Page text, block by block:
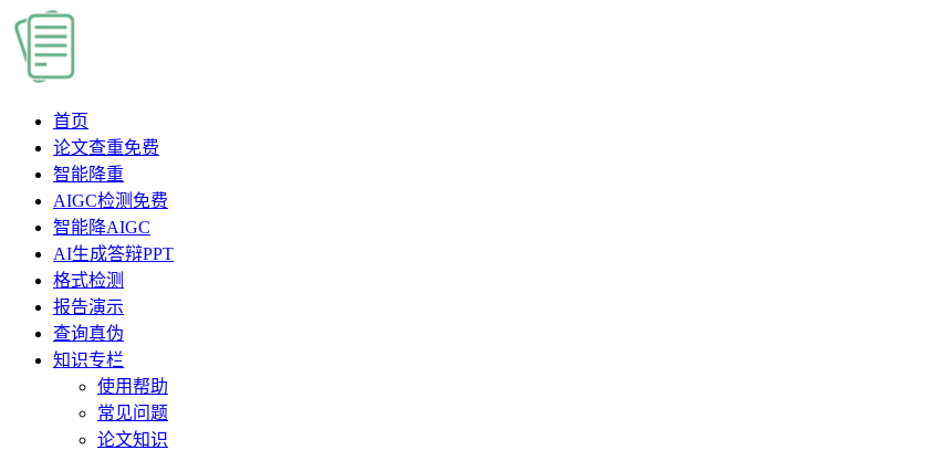
首页
论文查重免费
智能降重
AIGC检测 免费
智能降AIGC
AI生成答辩PPT
格式检测
报告演示
查询真伪
知识专栏
使用帮助
常见问题
论文知识